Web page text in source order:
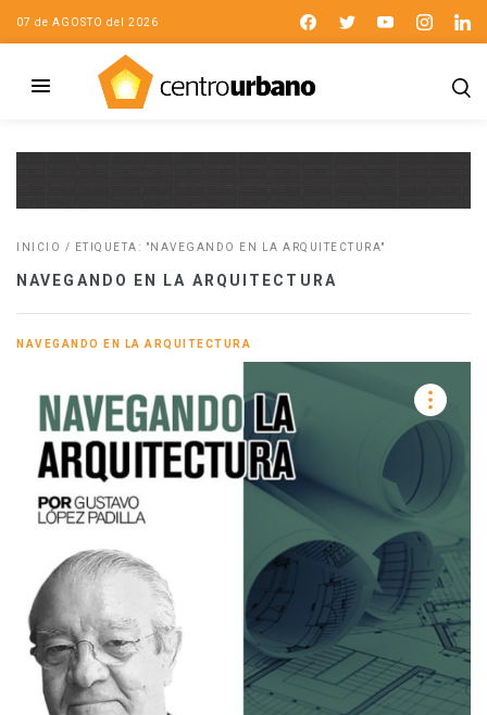
07 de AGOSTO del 2026
INICIO / ETIQUETA: "NAVEGANDO EN LA ARQUITECTURA"
NAVEGANDO EN LA ARQUITECTURA
NAVEGANDO EN LA ARQUITECTURA